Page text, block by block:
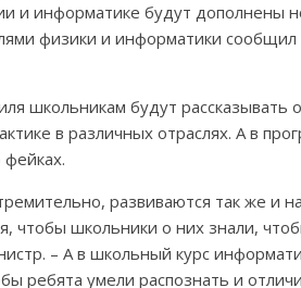
и информатике будут дополнены
физики и информатики сообщил
школьникам будут рассказывать
в различных отраслях. А в
развиваются так же и
чтобы школьники о них знали,
– А в школьный курс
ребята умели распознать и